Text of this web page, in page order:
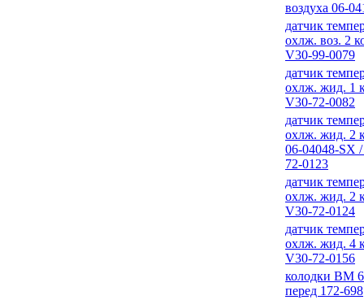
воздуха 06-
датчик
охлж. воз. 2
V30-99-0079
датчик
охлж. жид. 1
V30-72-0082
датчик
охлж. жид. 2
06-04048-SX
72-0123
датчик
охлж. жид. 2
V30-72-0124
датчик
охлж. жид. 4
V30-72-0156
колодки ВМ
перед 172-698